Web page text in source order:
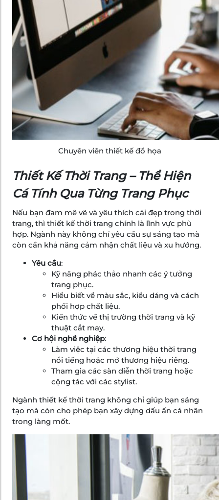
Chuyên viên thiết kế đồ họa
Thiết Kế Thời Trang – Thể Hiện
Cá Tính Qua Từng Trang Phục
Nếu bạn đam mê vẽ và yêu thích cái đẹp trong thời
trang, thì thiết kế thời trang chính là lĩnh vực phù
hợp. Ngành này không chỉ yêu cầu sự sáng tạo mà
còn cần khả năng cảm nhận chất liệu và xu hướng.
Yêu cầu:
Kỹ năng phác thảo nhanh các ý tưởng
trang phục.
Hiểu biết về màu sắc, kiểu dáng và cách
phối hợp chất liệu.
Kiến thức về thị trường thời trang và kỹ
thuật cắt may.
Cơ hội nghề nghiệp:
Làm việc tại các thương hiệu thời trang
nổi tiếng hoặc mở thương hiệu riêng.
Tham gia các sàn diễn thời trang hoặc
cộng tác với các stylist.
Ngành thiết kế thời trang không chỉ giúp bạn sáng
tạo mà còn cho phép bạn xây dựng dấu ấn cá nhân
trong làng mốt.